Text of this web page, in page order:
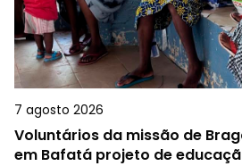
7 agosto 2026
Voluntários da missão de
em Bafatá projeto de